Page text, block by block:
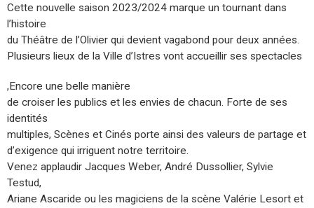
Cette nouvelle saison 2023/2024 marque un tournant dans
l’histoire
du Théâtre de l’Olivier qui devient vagabond pour deux années.
Plusieurs lieux de la Ville d’Istres vont accueillir ses spectacles
,Encore une belle manière
de croiser les publics et les envies de chacun. Forte de ses
identités
multiples, Scènes et Cinés porte ainsi des valeurs de partage et
d’exigence qui irriguent notre territoire.
Venez applaudir Jacques Weber, André Dussollier, Sylvie
Testud,
Ariane Ascaride ou les magiciens de la scène Valérie Lesort et